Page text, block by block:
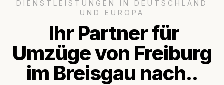
DIENSTLEISTUNGEN IN DEUTSCHLAND
UND EUROPA
Ihr Partner für
Umzüge von Freiburg
im Breisgau nach..